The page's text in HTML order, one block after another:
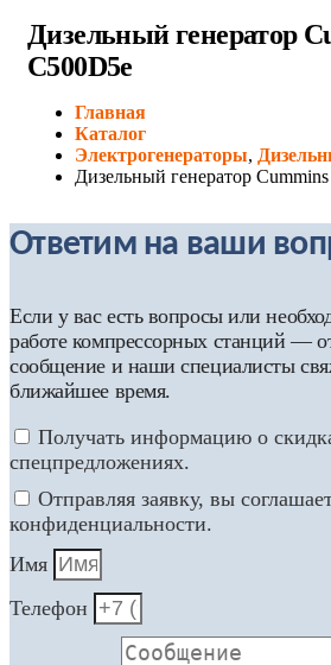
Дизельный генератор
C500D5e
Главная
Каталог
Электрогенераторы,
Дизельный генератор
Ответим на ваши
Если у вас есть вопросы или
работе компрессорных станций —
сообщение и наши специалисты
ближайшее время.
Получать информацию о
спецпредложениях.
Отправляя заявку, вы
конфиденциальности.
Имя
Телефон